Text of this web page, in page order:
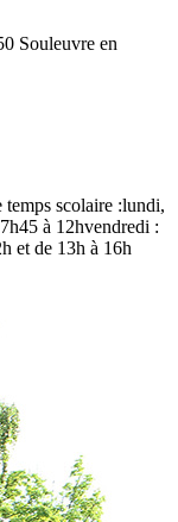
Souleuvre en
temps scolaire :lundi,
à 12hvendredi :
et de 13h à 16h